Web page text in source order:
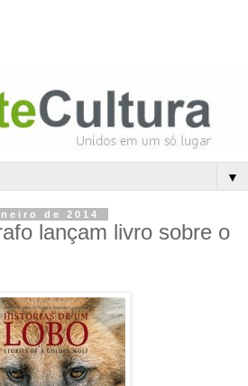
▼
de 2014
lançam livro sobre o